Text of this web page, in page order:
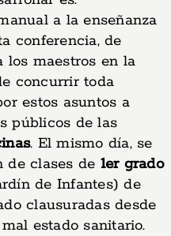
a la enseñanza
conferencia, de
los maestros en la
concurrir toda
estos asuntos a
públicos de las
. El mismo día, se
de clases de 1er grado
de Infantes) de
clausuradas desde
estado sanitario.